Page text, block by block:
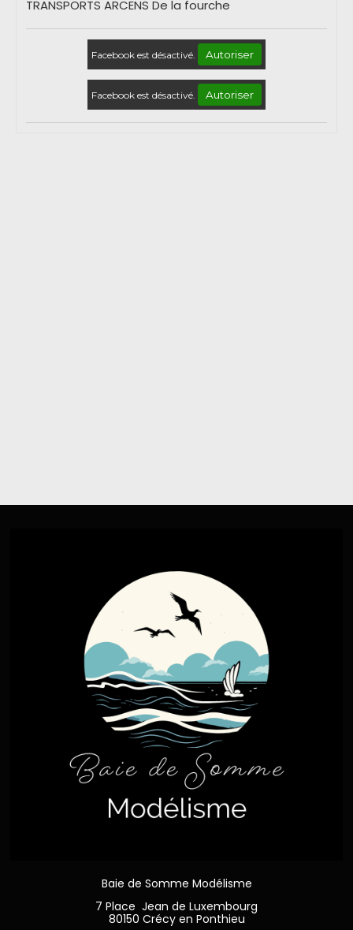
TRANSPORTS ARCENS De la fourche
Facebook est désactivé. Autoriser
Facebook est désactivé. Autoriser
Baie de Somme Modélisme
7 Place Jean de Luxembourg
80150 Crécy en Ponthieu